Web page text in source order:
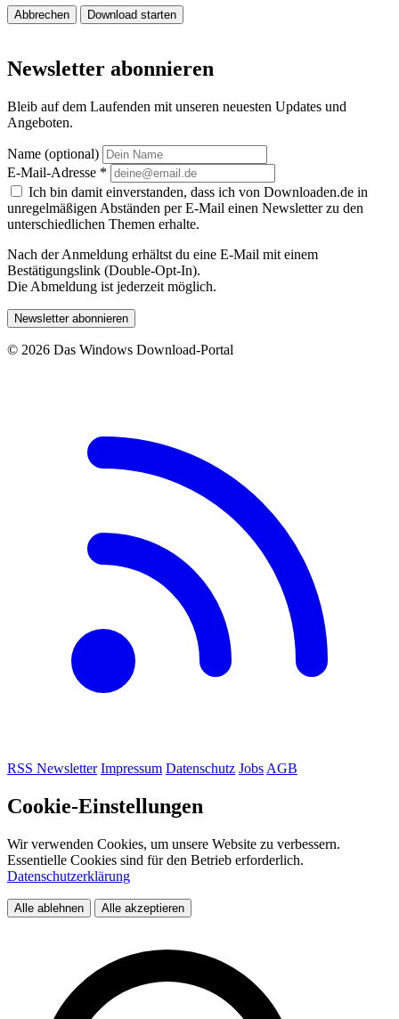
Abbrechen Download starten
Newsletter abonnieren
Bleib auf dem Laufenden mit unseren neuesten Updates und
Angeboten.
Name (optional)
E-Mail-Adresse *
Ich bin damit einverstanden, dass ich von Downloaden.de in
unregelmäßigen Abständen per E-Mail einen Newsletter zu den
unterschiedlichen Themen erhalte.
Nach der Anmeldung erhältst du eine E-Mail mit einem
Bestätigungslink (Double-Opt-In).
Die Abmeldung ist jederzeit möglich.
Newsletter abonnieren
© 2026 Das Windows Download-Portal
RSS Newsletter Impressum Datenschutz Jobs AGB
Cookie-Einstellungen
Wir verwenden Cookies, um unsere Website zu verbessern.
Essentielle Cookies sind für den Betrieb erforderlich.
Datenschutzerklärung
Alle ablehnen Alle akzeptieren